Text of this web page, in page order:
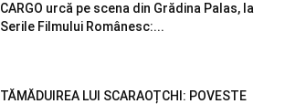
CARGO urcă pe scena din Grădina Palas, la
Serile Filmului Românesc:...
TĂMĂDUIREA LUI SCARAOȚCHI: POVESTE